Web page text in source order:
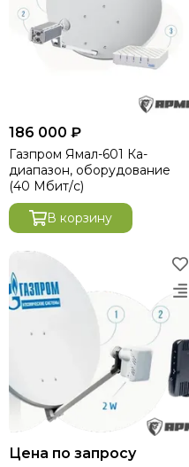
186 000 ₽
Газпром Ямал-601 Ка-
диапазон, оборудование
(40 Мбит/с)
В корзину
Цена по запросу